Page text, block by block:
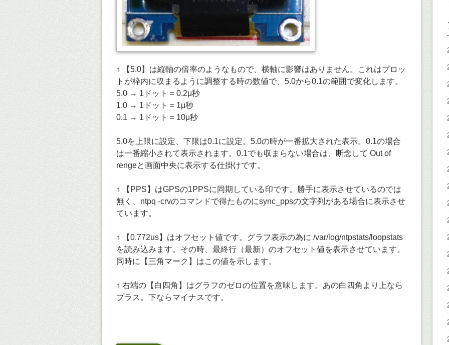
↑ 【5.0】は縦軸の倍率のようなもので、横軸に影響はありません。これはプロッ
トが枠内に収まるように調整する時の数値で、5.0から0.1の範囲で変化します。
5.0 → 1ドット = 0.2μ秒
1.0 → 1ドット = 1μ秒
0.1 → 1ドット = 10μ秒
5.0を上限に設定、下限は0.1に設定。5.0の時が一番拡大された表示。0.1の場合
は一番縮小されて表示されます。0.1でも収まらない場合は、断念して Out of
rengeと画面中央に表示する仕掛けです。
↑ 【PPS】はGPSの1PPSに同期している印です。勝手に表示させているのでは
無く、ntpq -crvのコマンドで得たものにsync_ppsの文字列がある場合に表示させ
ています。
↑ 【0.772us】はオフセット値です。グラフ表示の為に /var/log/ntpstats/loopstats
を読み込みます。その時、最終行（最新）のオフセット値を表示させています。
同時に【三角マーク】はこの値を示します。
↑ 右端の【白四角】はグラフのゼロの位置を意味します。あの白四角より上なら
プラス。下ならマイナスです。